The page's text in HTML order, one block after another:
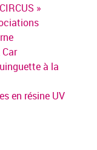
»
à la
en résine UV